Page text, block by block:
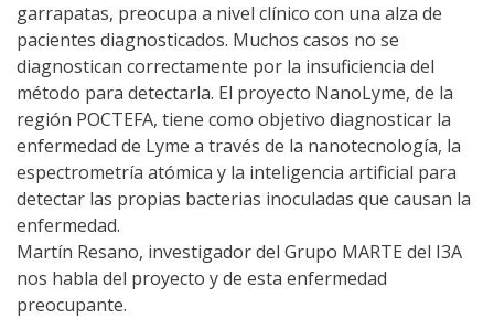
garrapatas, preocupa a nivel clínico con una alza de
pacientes diagnosticados. Muchos casos no se
diagnostican correctamente por la insuficiencia del
método para detectarla. El proyecto NanoLyme, de la
región POCTEFA, tiene como objetivo diagnosticar la
enfermedad de Lyme a través de la nanotecnología, la
espectrometría atómica y la inteligencia artificial para
detectar las propias bacterias inoculadas que causan la
enfermedad.
Martín Resano, investigador del Grupo MARTE del I3A
nos habla del proyecto y de esta enfermedad
preocupante.